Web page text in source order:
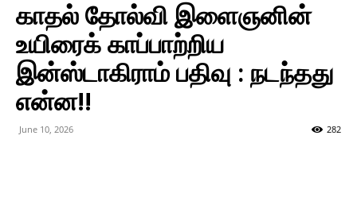
காதல் தோல்வி இளைஞனின்
உயிரைக் காப்பாற்றிய
இன்ஸ்டாகிராம் பதிவு : நடந்தது
என்ன!!
June 10, 2026 282